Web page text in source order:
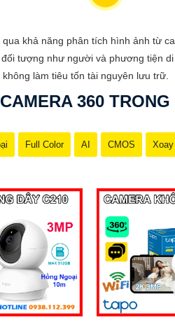
khả năng phân tích hình ảnh từ
tượng như người và phương tiện
làm tiêu tốn tài nguyên lưu trữ.
CAMERA 360 TRONG
Full Color AI CMOS